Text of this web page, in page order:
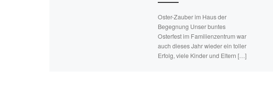
Oster-Zauber im Haus der
Begegnung Unser buntes
Osterfest im Familienzentrum war
auch dieses Jahr wieder ein toller
Erfolg, viele Kinder und Eltern […]